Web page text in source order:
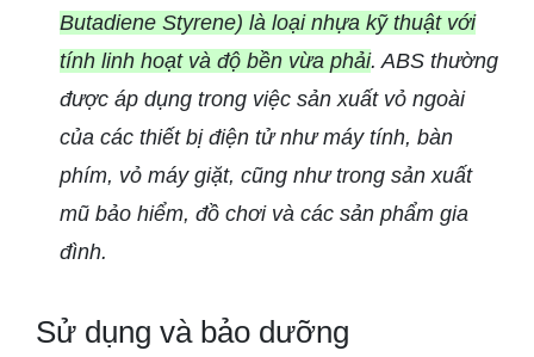
Butadiene Styrene) là loại nhựa kỹ thuật với
tính linh hoạt và độ bền vừa phải. ABS thường
được áp dụng trong việc sản xuất vỏ ngoài
của các thiết bị điện tử như máy tính, bàn
phím, vỏ máy giặt, cũng như trong sản xuất
mũ bảo hiểm, đồ chơi và các sản phẩm gia
đình.
Sử dụng và bảo dưỡng